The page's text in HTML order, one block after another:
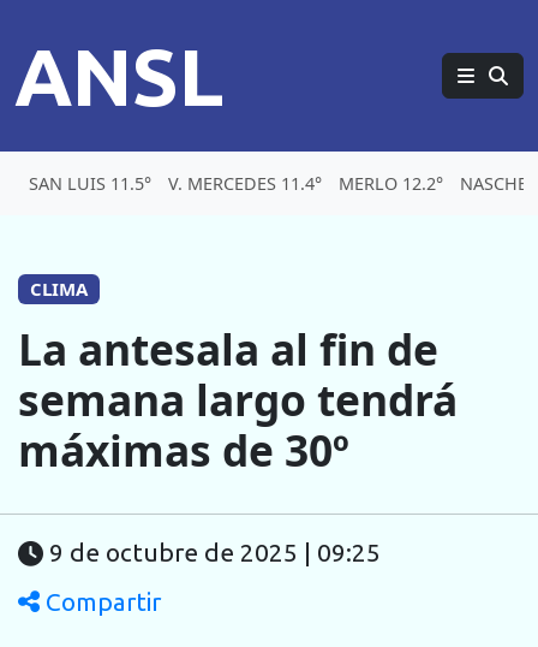
ANSL
SAN LUIS 11.5° V. MERCEDES 11.4° MERLO 12.2°
CLIMA
La antesala al fin de
semana largo tendrá
máximas de 30º
9 de octubre de 2025 | 09:25
Compartir